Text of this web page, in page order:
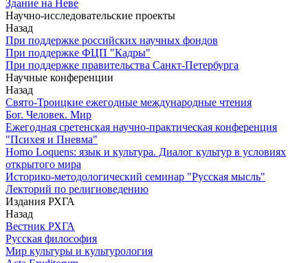
Здание на Неве
Научно-исследовательские проекты
Назад
При поддержке российских научных фондов
При поддержке ФЦП "Кадры"
При поддержке правительства Санкт-Петербурга
Научные конференции
Назад
Свято-Троицкие ежегодные международные чтения
Бог. Человек. Мир
Ежегодная сретенская научно-практическая конференция
"Психея и Пневма"
Homo Loquens: язык и культура. Диалог культур в условиях
открытого мира
Историко-методологический семинар "Русская мысль"
Лекторий по религиоведению
Издания РХГА
Назад
Вестник РХГА
Русская философия
Мир культуры и культурология